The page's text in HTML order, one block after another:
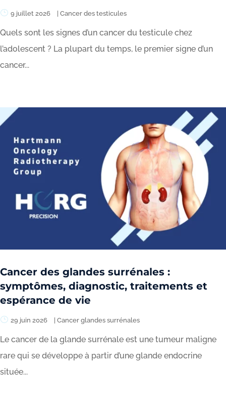
9 juillet 2026 Cancer des testicules
Quels sont les signes d’un cancer du testicule chez
l’adolescent ? La plupart du temps, le premier signe d’un
cancer...
Cancer des glandes surrénales :
symptômes, diagnostic, traitements et
espérance de vie
29 juin 2026 Cancer glandes surrénales
Le cancer de la glande surrénale est une tumeur maligne
rare qui se développe à partir d’une glande endocrine
située...